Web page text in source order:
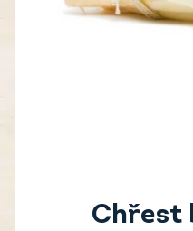
Chřest